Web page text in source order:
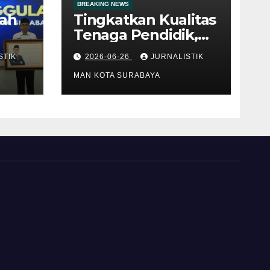
BREAKING NEWS
Tingkatkan Kualitas
Tenaga Pendidik,
Direktur GTK
Madrasah Kemenag
RI Berikan
Pembinaan di MAN
2026-06-26 JURNALISTIK
MAN KOTA SURABAYA